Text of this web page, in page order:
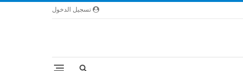
تسجيل الدخول